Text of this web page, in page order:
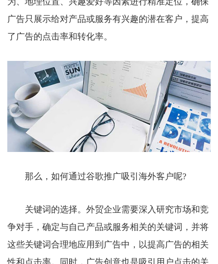
广告只展示给对产品或服务有兴趣的潜在客户，提高
了广告的点击率和转化率。
那么，如何通过谷歌推广吸引海外客户呢?
关键词的选择。外贸企业需要深入研究市场和竞
争对手，确定与自己产品或服务相关的关键词，并将
这些关键词合理地应用到广告中，以提高广告的相关